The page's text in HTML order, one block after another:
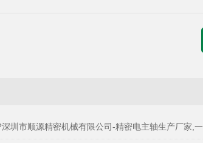
市顺源精密机械有限公司-精密电主轴生产厂家,一站式全搞定